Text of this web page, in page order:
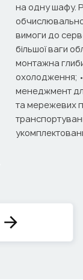
на одну шафу.
вимоги до
більшої ваги
монтажна
охолодження;
менеджмент
та мережевих